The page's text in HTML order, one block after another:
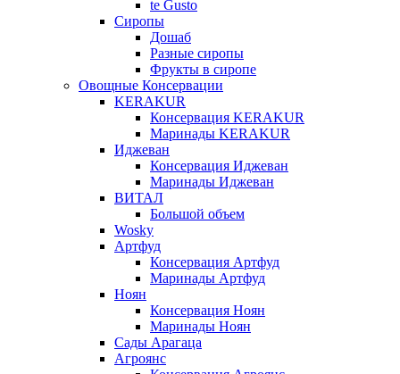
te Gusto
Сиропы
Дошаб
Разные сиропы
Фрукты в сиропе
Овощные Консервации
KERAKUR
Консервация KERAKUR
Маринады KERAKUR
Иджеван
Консервация Иджеван
Маринады Иджеван
ВИТАЛ
Большой объем
Wosky
Артфуд
Консервация Артфуд
Маринады Артфуд
Ноян
Консервация Ноян
Маринады Ноян
Сады Арагаца
Агроянс